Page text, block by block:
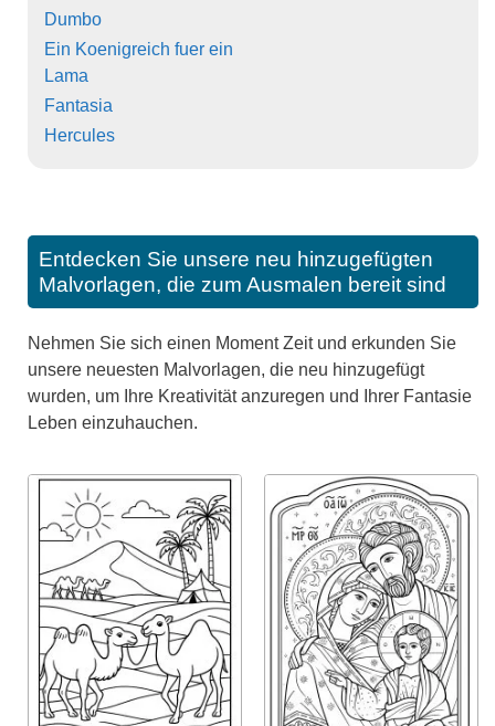
Dumbo
Ein Koenigreich fuer ein
Lama
Fantasia
Hercules
Entdecken Sie unsere neu hinzugefügten
Malvorlagen, die zum Ausmalen bereit sind
Nehmen Sie sich einen Moment Zeit und erkunden Sie
unsere neuesten Malvorlagen, die neu hinzugefügt
wurden, um Ihre Kreativität anzuregen und Ihrer Fantasie
Leben einzuhauchen.